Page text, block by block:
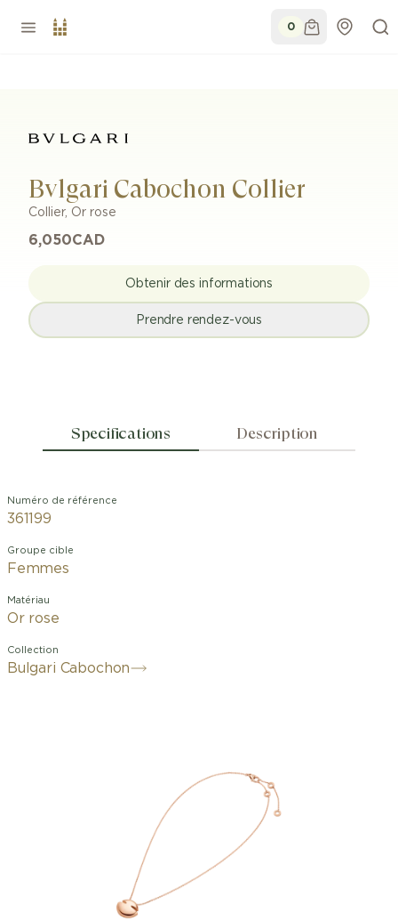
0
Bvlgari Cabochon Collier
Collier, Or rose
6,050CAD
Obtenir des informations
Prendre rendez-vous
Specifications Description
Numéro de référence
361199
Groupe cible
Femmes
Matériau
Or rose
Collection
Bulgari Cabochon